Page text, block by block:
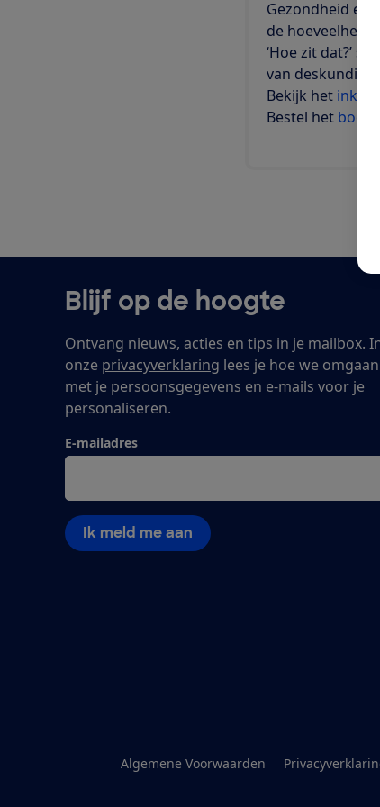
Gezondheid en
de hoeveelheid
‘Hoe zit dat?’
van
Bekijk het
Bestel het boek
Blijf op de hoogte
Ontvang nieuws, acties en tips in je mailbox.
onze privacyverklaring lees je hoe we omgaan
met je persoonsgegevens en e-mails voor je
personaliseren.
E-mailadres
Ik meld me aan
Algemene Voorwaarden